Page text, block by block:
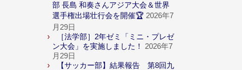
部 長島 和奏さんアジア大会＆世界
選手権出場壮行会を開催🏆 2026年7
月29日
［法学部］2年ゼミ「ミニ・プレゼ
ン大会」を実施しました！
2026年7
月29日
【サッカー部】結果報告 第8回九